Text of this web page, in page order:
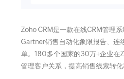
Zoho CRM是一款在线CRM管理
Gartner销售自动化象限报告、连
单。180多个国家的30万+企业在
管理客户关系，提高销售线索转化